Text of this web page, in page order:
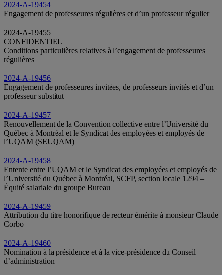
2024-A-19454
Engagement de professeures régulières et d’un professeur régulier
2024-A-19455
CONFIDENTIEL
Conditions particulières relatives à l’engagement de professeures
régulières
2024-A-19456
Engagement de professeures invitées, de professeurs invités et d’un
professeur substitut
2024-A-19457
Renouvellement de la Convention collective entre l’Université du
Québec à Montréal et le Syndicat des employées et employés de
l’UQAM (SEUQAM)
2024-A-19458
Entente entre l’UQAM et le Syndicat des employées et employés de
l’Université du Québec à Montréal, SCFP, section locale 1294 –
Équité salariale du groupe Bureau
2024-A-19459
Attribution du titre honorifique de recteur émérite à monsieur Claude
Corbo
2024-A-19460
Nomination à la présidence et à la vice-présidence du Conseil
d’administration